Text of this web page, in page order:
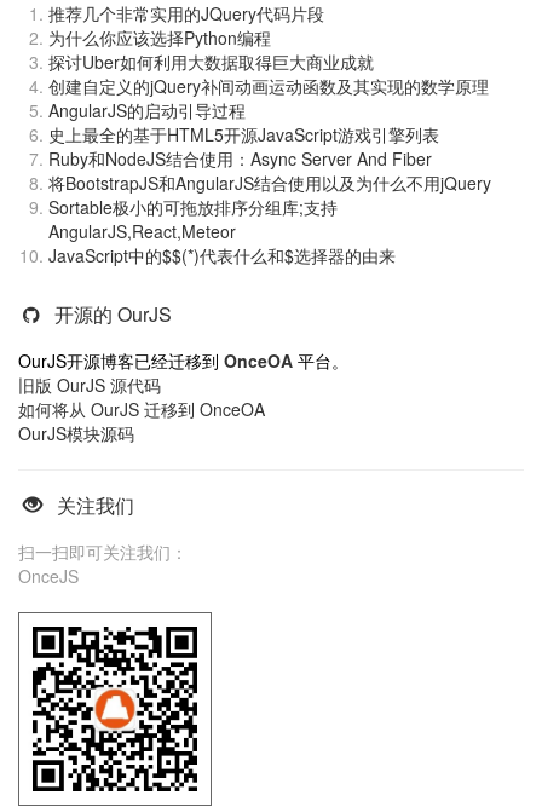
推荐几个非常实用的JQuery代码片段
为什么你应该选择Python编程
探讨Uber如何利用大数据取得巨大商业成就
创建自定义的jQuery补间动画运动函数及其实现的数学原理
AngularJS的启动引导过程
史上最全的基于HTML5开源JavaScript游戏引擎列表
Ruby和NodeJS结合使用：Async Server And Fiber
将BootstrapJS和AngularJS结合使用以及为什么不用jQuery
Sortable极小的可拖放排序分组库;支持
AngularJS,React,Meteor
JavaScript中的$$(*)代表什么和$选择器的由来
开源的 OurJS
OurJS开源博客已经迁移到 OnceOA 平台。
旧版 OurJS 源代码
如何将从 OurJS 迁移到 OnceOA
OurJS模块源码
关注我们
扫一扫即可关注我们：
OnceJS